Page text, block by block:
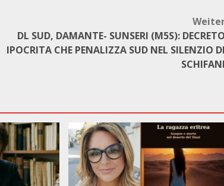
DL SUD, DAMANTE- SUNSERI (M5S):
IPOCRITA CHE PENALIZZA SUD NEL SILENZIO